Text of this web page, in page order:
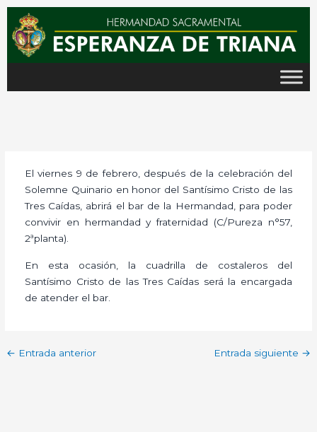
contenido
El viernes 9 de febrero, después de la celebración del
Solemne Quinario en honor del Santísimo Cristo de las
Tres Caídas, abrirá el bar de la Hermandad, para poder
convivir en hermandad y fraternidad (C/Pureza n°57,
2ªplanta).
En esta ocasión, la cuadrilla de costaleros del
Santísimo Cristo de las Tres Caídas será la encargada
de atender el bar.
← Entrada anterior Entrada siguiente →